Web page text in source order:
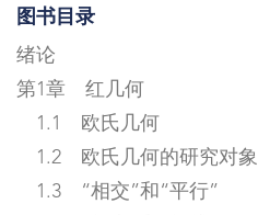
图书目录
绪论
第1章 红几何
1.1 欧氏几何
1.2 欧氏几何的研究对象
1.3 “相交”和“平行”